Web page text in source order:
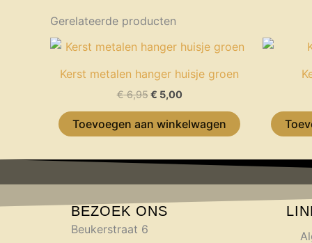
Gerelateerde producten
Kerst metalen hanger huisje groen
€6,95
Oorspronkelijke
prijs
€ 6,95.
€ 5,00
Huidige
prijs
is:
€ 5,00.
Toevoegen aan winkelwagen
BEZOEK ONS
Beukerstraat 6